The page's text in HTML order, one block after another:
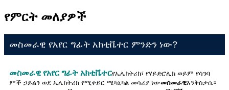
የምርት መለያዎች
መስመራዊ የአየር ግፊት አክቲቬተር ምንድን ነው?
መስመራዊ የአየር ግፊት አክቲቬተርየኤሌክትሪክ፣ የሃይድሮሊክ ወይም የሳንባ
ምች ኃይልን ወደ ኤሌክትሪክ የሚቀይር ሜካኒካል መሳሪያ ነውመስመራዊእንቅስቃሴ።